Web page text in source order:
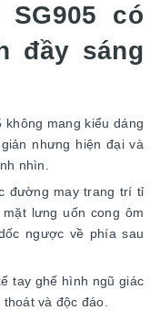
có
đầy sáng
không mang kiểu dáng
nhưng hiện đại và
nhìn.
đường may trang trí tỉ
lưng uốn cong ôm
ngược về phía sau
tay ghế hình ngũ giác
và độc đáo.